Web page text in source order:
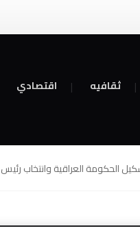
ثقافيه اقتصادي
الحكومة العراقية وانتخاب رئيس